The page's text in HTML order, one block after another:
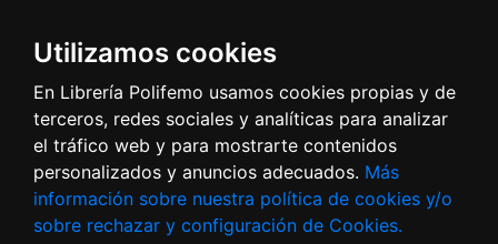
Utilizamos cookies
En Librería Polifemo usamos cookies propias y de
terceros, redes sociales y analíticas para analizar
el tráfico web y para mostrarte contenidos
personalizados y anuncios adecuados. Más
información sobre nuestra política de cookies y/o
sobre rechazar y configuración de Cookies.